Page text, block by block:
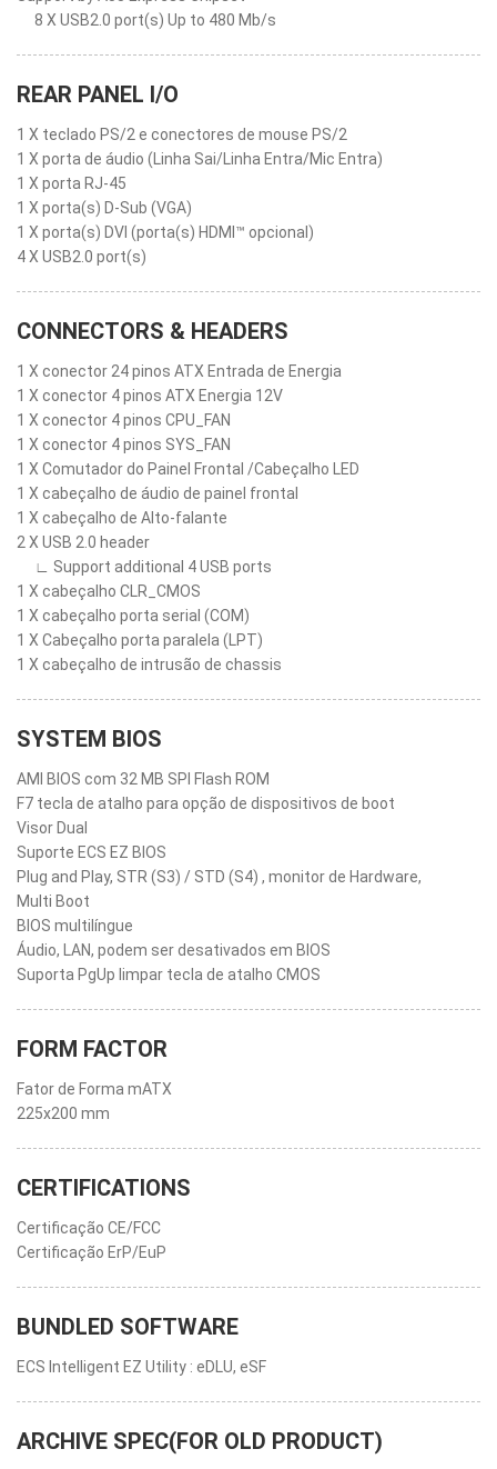
8 X USB2.0 port(s) Up to 480 Mb/s
REAR PANEL I/O
1 X teclado PS/2 e conectores de mouse PS/2
1 X porta de áudio (Linha Sai/Linha Entra/Mic Entra)
1 X porta RJ-45
1 X porta(s) D-Sub (VGA)
1 X porta(s) DVI (porta(s) HDMI™ opcional)
4 X USB2.0 port(s)
CONNECTORS & HEADERS
1 X conector 24 pinos ATX Entrada de Energia
1 X conector 4 pinos ATX Energia 12V
1 X conector 4 pinos CPU_FAN
1 X conector 4 pinos SYS_FAN
1 X Comutador do Painel Frontal /Cabeçalho LED
1 X cabeçalho de áudio de painel frontal
1 X cabeçalho de Alto-falante
2 X USB 2.0 header
∟ Support additional 4 USB ports
1 X cabeçalho CLR_CMOS
1 X cabeçalho porta serial (COM)
1 X Cabeçalho porta paralela (LPT)
1 X cabeçalho de intrusão de chassis
SYSTEM BIOS
AMI BIOS com 32 MB SPI Flash ROM
F7 tecla de atalho para opção de dispositivos de boot
Visor Dual
Suporte ECS EZ BIOS
Plug and Play, STR (S3) / STD (S4) , monitor de Hardware,
Multi Boot
BIOS multilíngue
Áudio, LAN, podem ser desativados em BIOS
Suporta PgUp limpar tecla de atalho CMOS
FORM FACTOR
Fator de Forma mATX
225x200 mm
CERTIFICATIONS
Certificação CE/FCC
Certificação ErP/EuP
BUNDLED SOFTWARE
ECS Intelligent EZ Utility : eDLU, eSF
ARCHIVE SPEC(FOR OLD PRODUCT)